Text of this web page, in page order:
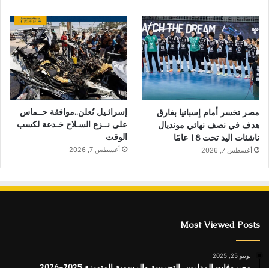
مصر تخسر أمام إسبانيا بفارق
هدف في نصف نهائي مونديال
ناشئات اليد تحت 18 عامًا
أغسطس 7, 2026
إسرائـيل تُعلن..موافقة حــماس
على نــزع السـلاح خـدعة لكسب
الوقت
أغسطس 7, 2026
Most Viewed Posts
يونيو 25, 2025